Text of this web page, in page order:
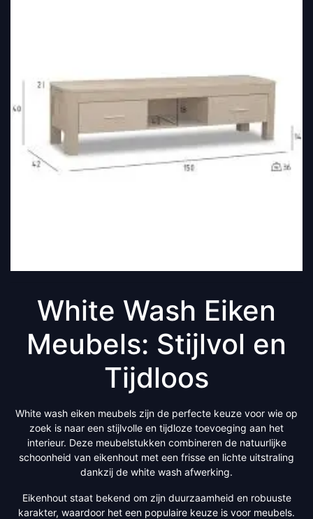
White Wash Eiken
Meubels: Stijlvol en
Tijdloos
White wash eiken meubels zijn de perfecte keuze voor wie op
zoek is naar een stijlvolle en tijdloze toevoeging aan het
interieur. Deze meubelstukken combineren de natuurlijke
schoonheid van eikenhout met een frisse en lichte uitstraling
dankzij de white wash afwerking.
Eikenhout staat bekend om zijn duurzaamheid en robuuste
karakter, waardoor het een populaire keuze is voor meubels.